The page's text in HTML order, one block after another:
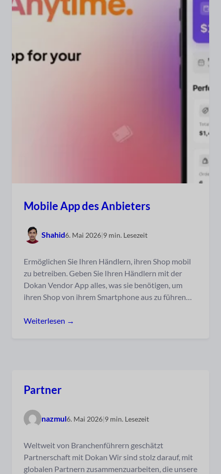
Mobile App des Anbieters
Shahid6. Mai 2026|9 min. Lesezeit
Ermöglichen Sie Ihren Händlern, ihren Shop mobil
zu betreiben. Geben Sie Ihren Händlern mit der
Dokan Vendor App alles, was sie benötigen, um
ihren Shop von ihrem Smartphone aus zu führen…
Weiterlesen →
Partner
nazmul6. Mai 2026|9 min. Lesezeit
Weltweit von Branchenführern geschätzt
Partnerschaft mit Dokan Wir sind stolz darauf, mit
globalen Partnern zusammenzuarbeiten, die unsere